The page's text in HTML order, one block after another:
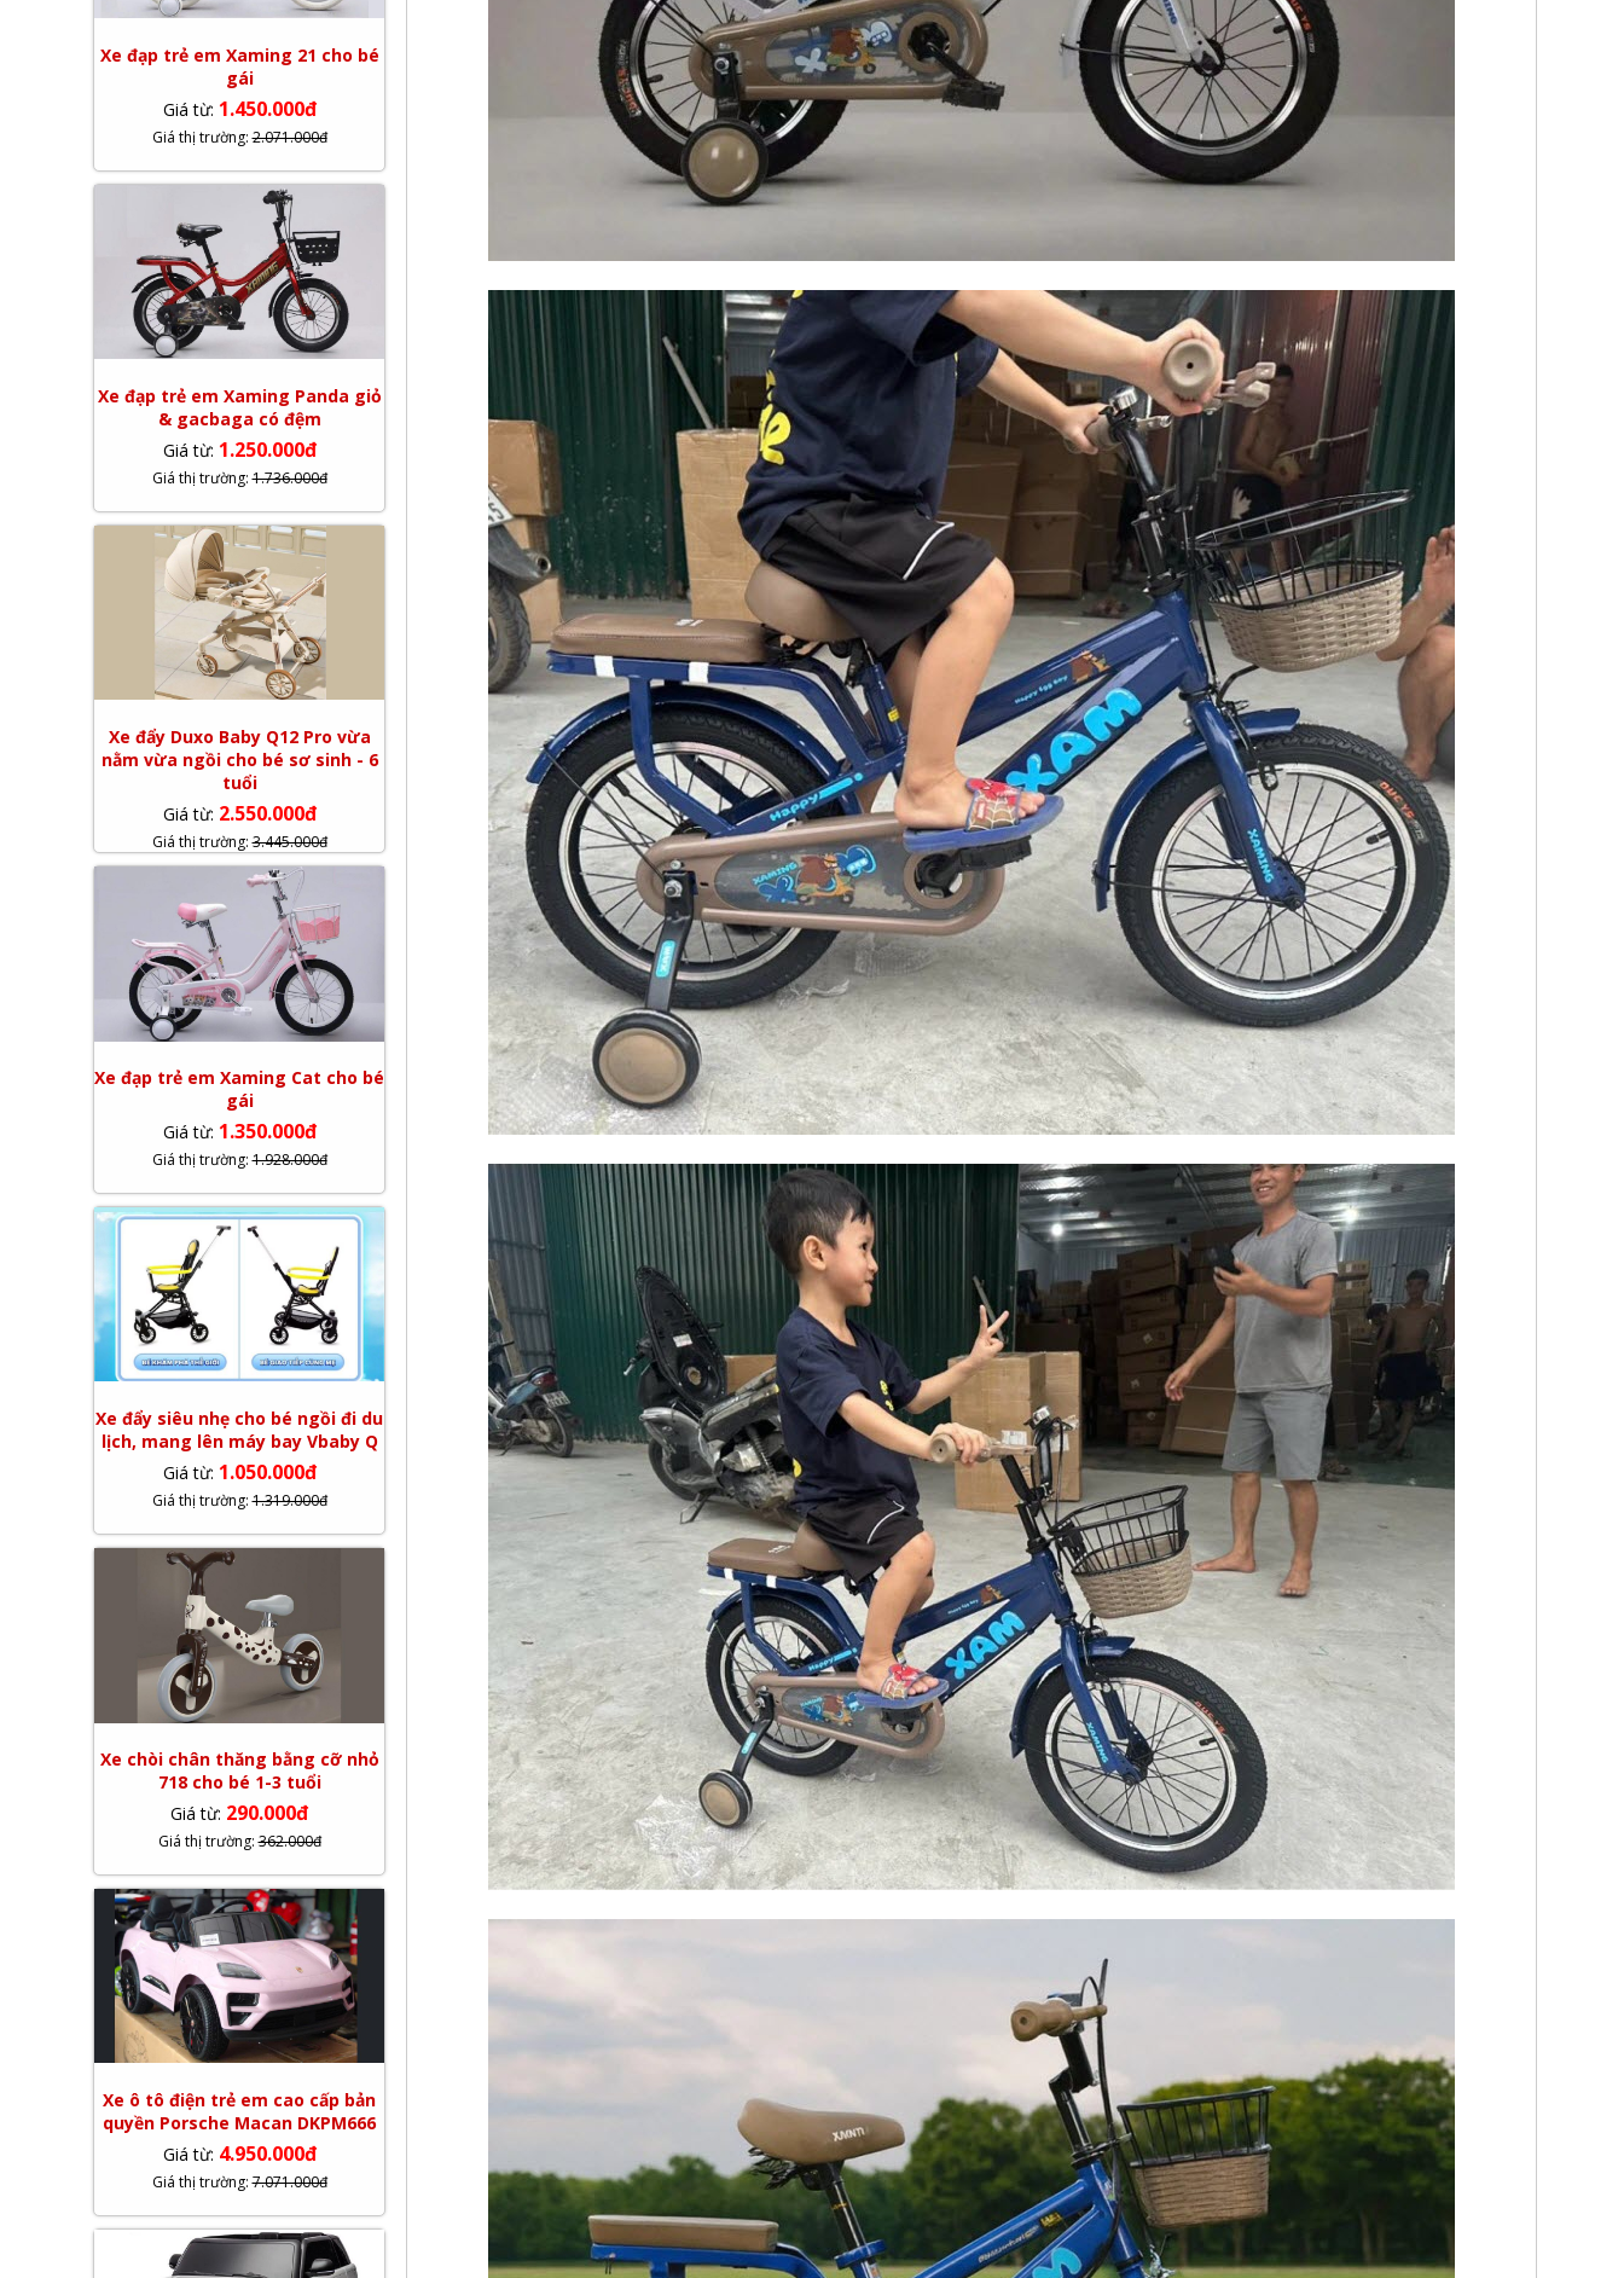
Xe đạp trẻ em Xaming 21 cho bé
gái
Giá từ: 1.450.000đ
Giá thị trường:2.071.000đ
Xe đạp trẻ em Xaming Panda giỏ
& gacbaga có đệm
Giá từ: 1.250.000đ
Giá thị trường:1.736.000đ
Xe đẩy Duxo Baby Q12 Pro vừa
nằm vừa ngồi cho bé sơ sinh - 6
tuổi
Giá từ: 2.550.000đ
Giá thị trường:3.445.000đ
Xe đạp trẻ em Xaming Cat cho bé
gái
Giá từ: 1.350.000đ
Giá thị trường:1.928.000đ
Xe đẩy siêu nhẹ cho bé ngồi đi du
lịch, mang lên máy bay Vbaby Q
Giá từ: 1.050.000đ
Giá thị trường:1.319.000đ
Xe chòi chân thăng bằng cỡ nhỏ
718 cho bé 1-3 tuổi
Giá từ: 290.000đ
Giá thị trường:362.000đ
Xe ô tô điện trẻ em cao cấp bản
quyền Porsche Macan DKPM666
Giá từ: 4.950.000đ
Giá thị trường:7.071.000đ